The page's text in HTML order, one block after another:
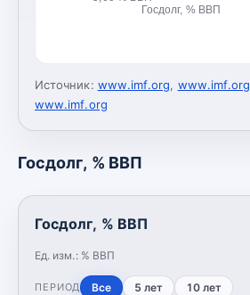
Госдолг, % ВВП
Источник: www.imf.org, www.imf.org
www.imf.org
Госдолг, % ВВП
Госдолг, % ВВП
Ед. изм.: % ВВП
ПЕРИОД Все 5 лет 10 лет